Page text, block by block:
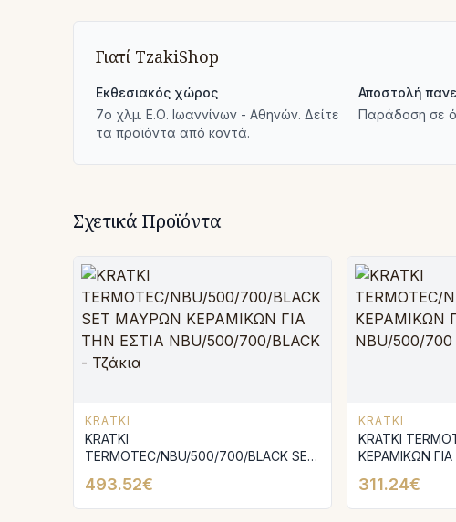
Γιατί TzakiShop
Εκθεσιακός χώρος
7ο χλμ. Ε.Ο. Ιωαννίνων - Αθηνών. Δείτε
τα προϊόντα από κοντά.
Αποστολή
Παράδοση σε
Σχετικά Προϊόντα
KRATKI
KRATKI
TERMOTEC/NBU/500/700/BLACK SET
NBU/500/700/BLACK
493.52€
KRATKI
KRATKI
ΚΕΡΑΜΙΚΩΝ
311.24€